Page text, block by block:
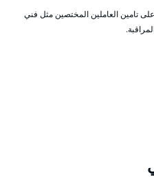
تامين العاملين المختصين مثل فني